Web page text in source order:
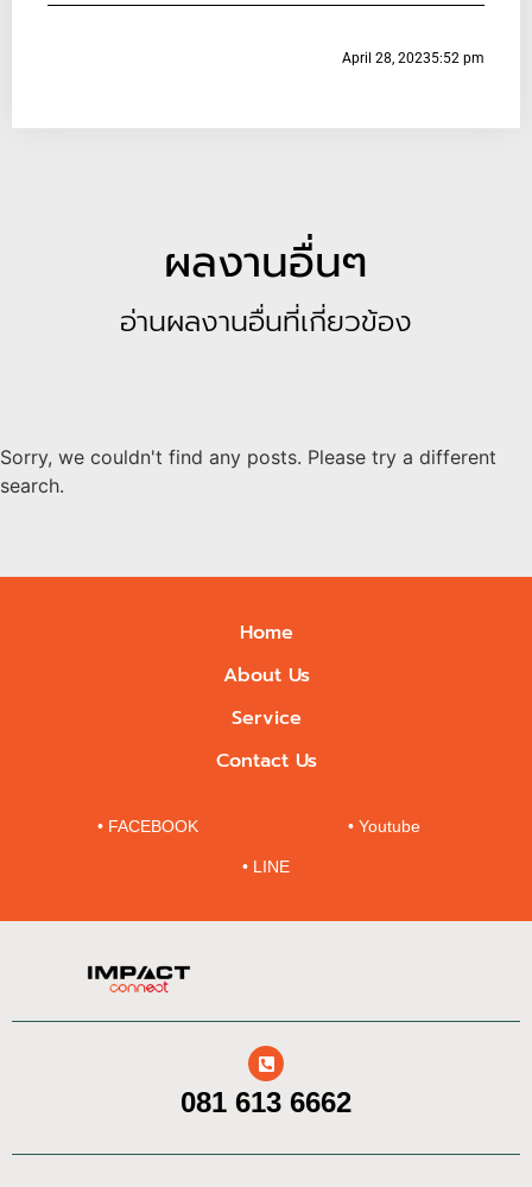
April 28, 20235:52 pm
ผลงานอื่นๆ
อ่านผลงานอื่นที่เกี่ยวข้อง
Sorry, we couldn't find any posts. Please try a different
search.
Home
About Us
Service
Contact Us
• FACEBOOK • Youtube
• LINE
081 613 6662